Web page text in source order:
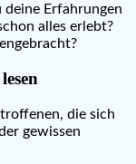
Erfahrungen
alles erlebt?
die sich
gewissen